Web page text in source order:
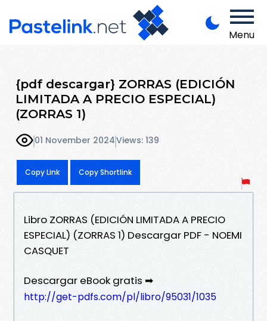
Menu
{pdf descargar} ZORRAS (EDICIÓN
LIMITADA A PRECIO ESPECIAL)
(ZORRAS 1)
01 November 2024Views: 139
Copy Link Copy Shortlink
Libro ZORRAS (EDICIÓN LIMITADA A PRECIO
ESPECIAL) (ZORRAS 1) Descargar PDF - NOEMI
CASQUET
Descargar eBook gratis ➡
http://get-pdfs.com/pl/libro/95031/1035